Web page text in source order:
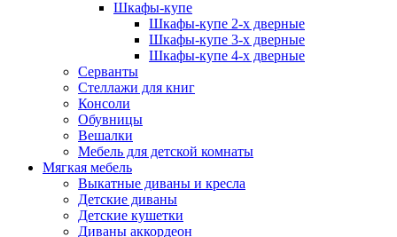
Шкафы-купе
Шкафы-купе 2-x дверные
Шкафы-купе 3-х дверные
Шкафы-купе 4-х дверные
Серванты
Стеллажи для книг
Консоли
Обувницы
Вешалки
Мебель для детской комнаты
Мягкая мебель
Выкатные диваны и кресла
Детские диваны
Детские кушетки
Диваны аккордеон